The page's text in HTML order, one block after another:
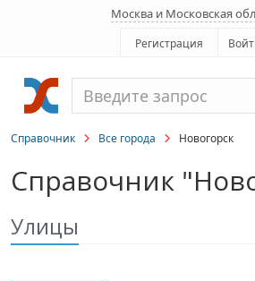
Москва и Московская
Регистрация
Справочник Все города Новогорск
Справочник
Улицы